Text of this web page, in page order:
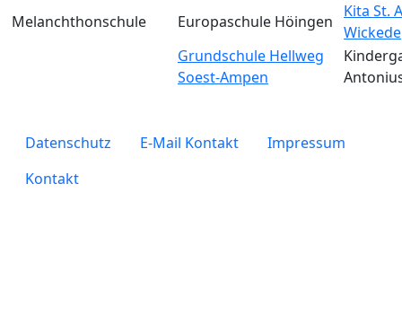
Melanchthonschule
Europaschule Höingen
Kita St.
Wickede
Grundschule Hellweg
Soest-Ampen
legals
Datenschutz E-Mail Kontakt
Impressum
Kontakt